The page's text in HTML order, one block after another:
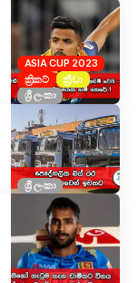
ASIA CUP 2023
ක්‍රිකට්
ක්‍රීඩා
ශ්‍රී ලංකා
ශ්‍රී ලංකා